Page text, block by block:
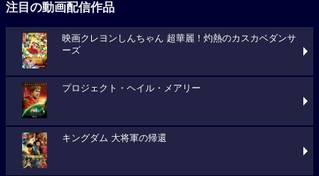
注目の動画配信作品
映画クレヨンしんちゃん 超華麗！灼熱のカスカベダンサ
ーズ
プロジェクト・ヘイル・メアリー
キングダム 大将軍の帰還